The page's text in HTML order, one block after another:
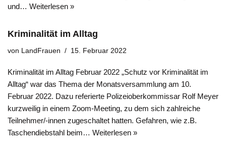
und… Weiterlesen »
Kriminalität im Alltag
von LandFrauen 15. Februar 2022
Kriminalität im Alltag Februar 2022 „Schutz vor Kriminalität im
Alltag“ war das Thema der Monatsversammlung am 10.
Februar 2022. Dazu referierte Polizeioberkommissar Rolf Meyer
kurzweilig in einem Zoom-Meeting, zu dem sich zahlreiche
Teilnehmer/-innen zugeschaltet hatten. Gefahren, wie z.B.
Taschendiebstahl beim… Weiterlesen »